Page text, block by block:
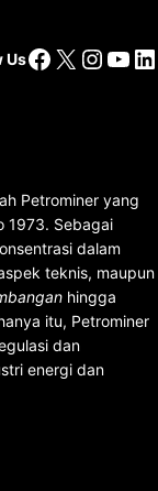
UsFacebook
X
Petrominer yang
1973. Sebagai
dalam
teknis, maupun
hingga
itu, Petrominer
dan
energi dan